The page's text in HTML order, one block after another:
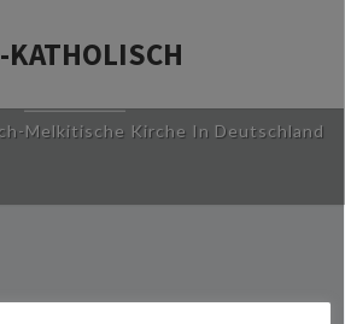
KATHOLISCH
Melkitische Kirche In Deutschland